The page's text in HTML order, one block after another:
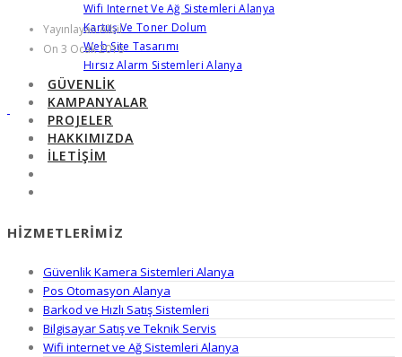
Wifi Internet Ve Ağ Sistemleri Alanya
Kartuş Ve Toner Dolum
Web Site Tasarımı
Hırsız Alarm Sistemleri Alanya
GÜVENLIK
KAMPANYALAR
PROJELER
HAKKIMIZDA
İLETIŞIM
Yayınlayan Albil
On 3 Ocak 2018
HIZMETLERIMIZ
Güvenlik Kamera Sistemleri Alanya
Pos Otomasyon Alanya
Barkod ve Hızlı Satış Sistemleri
Bilgisayar Satış ve Teknik Servis
Wifi internet ve Ağ Sistemleri Alanya